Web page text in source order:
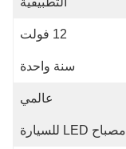
12 فولت
سنة واحدة
عالمي
مصباح LED للسيارة